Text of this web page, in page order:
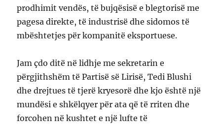
prodhimit vendës, të bujqësisë e blegtorisë me
pagesa direkte, të industrisë dhe sidomos të
mbështetjes për kompanitë eksportuese.
Jam çdo ditë në lidhje me sekretarin e
përgjithshëm të Partisë së Lirisë, Tedi Blushi
dhe drejtues të tjerë kryesorë dhe kjo është një
mundësi e shkëlqyer për ata që të rriten dhe
forcohen në kushtet e një lufte të